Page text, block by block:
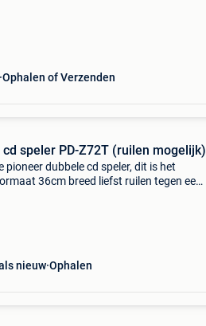
Ophalen of Verzenden
cd speler PD-Z72T (ruilen mogelijk)
pioneer dubbele cd speler, dit is het
36cm breed liefst ruilen tegen een
nieuw Ophalen